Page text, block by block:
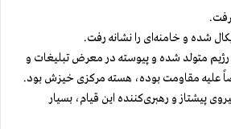
شده و خامنه‌ای را نشانه رفت.
متولد شده و پیوسته در معرض تبلیغات و
علیه مقاومت بوده، هسته مرکزی خیزش بود.
پیشتاز و رهبری‌کننده این قیام، بسیار